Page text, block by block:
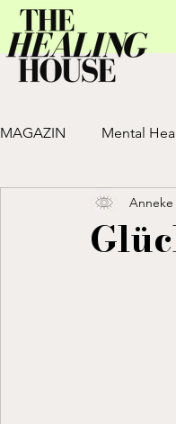
MAGAZIN Mental
JULY